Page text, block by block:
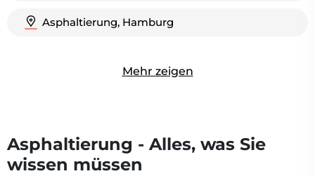
Asphaltierung, Hamburg
Mehr zeigen
Asphaltierung - Alles, was Sie
wissen müssen